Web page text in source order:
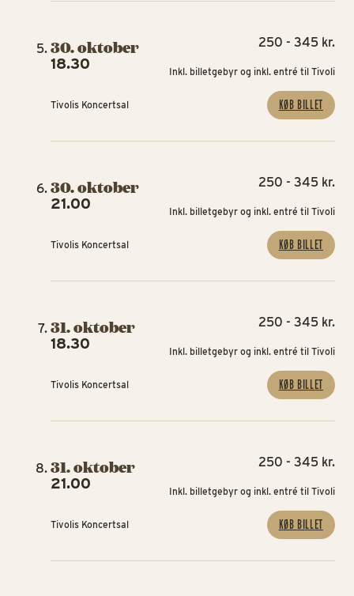
30. oktober
18.30
Tivolis Koncertsal
250 - 345 kr.
Inkl. billetgebyr og inkl. entré til Tivoli
KØB BILLET
30. oktober
21.00
Tivolis Koncertsal
250 - 345 kr.
Inkl. billetgebyr og inkl. entré til Tivoli
KØB BILLET
31. oktober
18.30
Tivolis Koncertsal
250 - 345 kr.
Inkl. billetgebyr og inkl. entré til Tivoli
KØB BILLET
31. oktober
21.00
Tivolis Koncertsal
250 - 345 kr.
Inkl. billetgebyr og inkl. entré til Tivoli
KØB BILLET